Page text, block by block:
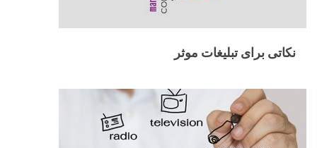
نکاتی برای تبلیغات موثر